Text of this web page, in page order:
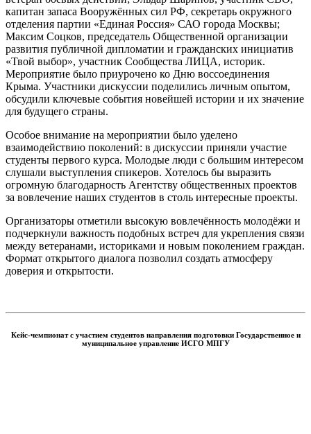
капитан запаса Вооружённых сил РФ, секретарь окружного
отделения партии «Единая Россия» САО города Москвы;
Максим Соцков, председатель Общественной организации
развития публичной дипломатии и гражданских инициатив
«Твой выбор», участник Сообщества ЛИЦА, историк.
Мероприятие было приурочено ко Дню воссоединения
Крыма. Участники дискуссии поделились личным опытом,
обсудили ключевые события новейшей истории и их значение
для будущего страны.
Особое внимание на мероприятии было уделено
взаимодействию поколений: в дискуссии приняли участие
студенты первого курса. Молодые люди с большим интересом
слушали выступления спикеров. Хотелось бы выразить
огромную благодарность Агентству общественных проектов
за вовлечение наших студентов в столь интересные проекты.
Организаторы отметили высокую вовлечённость молодёжи и
подчеркнули важность подобных встреч для укрепления связи
между ветеранами, историками и новым поколением граждан.
Формат открытого диалога позволил создать атмосферу
доверия и открытости.
Кейс-чемпионат с участием студентов направления подготовки Государственное и
муниципальное управление ИСГО МПГУ